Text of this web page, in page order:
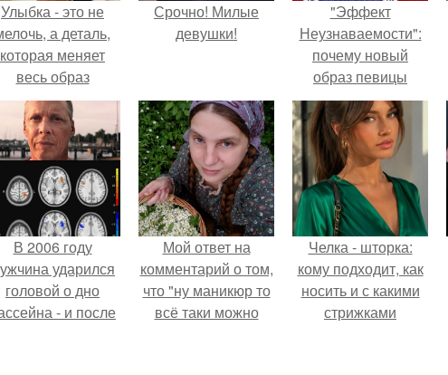
Улыбка - это не
а деталь,
которая меняет
весь образ
человека.
Срочно! Милые
девушки!
"Эффект
Неузнаваемости":
почему новый
образ певицы
вызвал споры о
гранях
возможного?
В 2006 году
ударился
головой о дно
- и после
Мой ответ на
комментарий о том,
что "ну маникюр то
всё таки можно
Челка - шторка:
кому подходит, как
носить и с какими
стрижками